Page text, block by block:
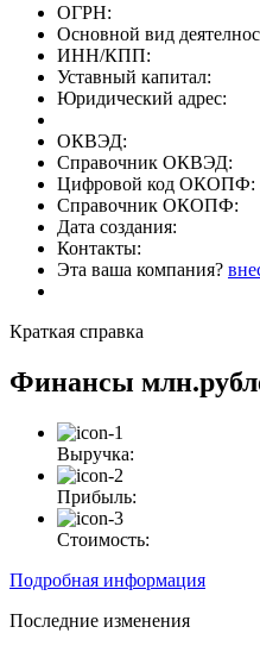
ОГРН:
Основной вид
ИНН/КПП:
Уставный капитал:
Юридический адрес:
ОКВЭД:
Справочник ОКВЭД:
Цифровой код ОКОПФ:
Справочник ОКОПФ:
Дата создания:
Контакты:
Эта ваша компания?
Краткая справка
Финансы
Выручка:
Прибыль:
Стоимость:
Подробная информация
Последние изменения